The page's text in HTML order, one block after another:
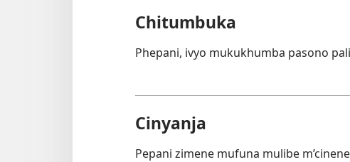
Chitumbuka
Phepani, ivyo mukukhumba pasono
Cinyanja
Pepani zimene mufuna mulibe